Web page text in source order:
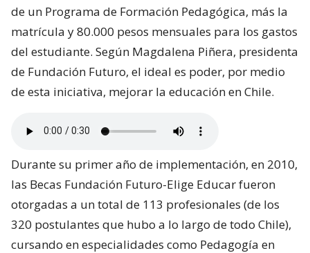
de un Programa de Formación Pedagógica, más la
matrícula y 80.000 pesos mensuales para los gastos
del estudiante. Según Magdalena Piñera, presidenta
de Fundación Futuro, el ideal es poder, por medio
de esta iniciativa, mejorar la educación en Chile.
Durante su primer año de implementación, en 2010,
las Becas Fundación Futuro-Elige Educar fueron
otorgadas a un total de 113 profesionales (de los
320 postulantes que hubo a lo largo de todo Chile),
cursando en especialidades como Pedagogía en